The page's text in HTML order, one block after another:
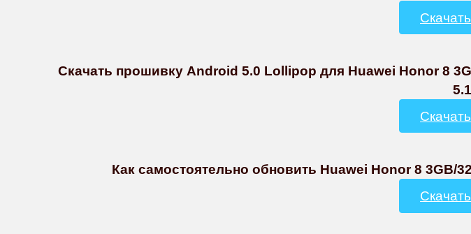
Скачать прошивку Android 5.0 Lollipop для Huawei Honor 8
Как самостоятельно обновить Huawei Honor 8 3GB/